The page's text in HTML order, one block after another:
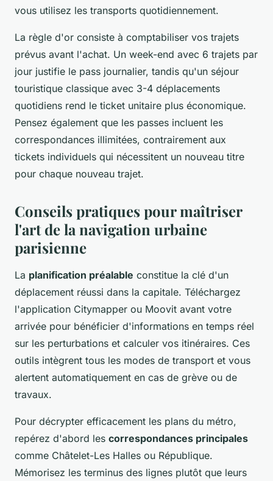
vous utilisez les transports quotidiennement.
La règle d'or consiste à comptabiliser vos trajets
prévus avant l'achat. Un week-end avec 6 trajets par
jour justifie le pass journalier, tandis qu'un séjour
touristique classique avec 3-4 déplacements
quotidiens rend le ticket unitaire plus économique.
Pensez également que les passes incluent les
correspondances illimitées, contrairement aux
tickets individuels qui nécessitent un nouveau titre
pour chaque nouveau trajet.
Conseils pratiques pour maîtriser
l'art de la navigation urbaine
parisienne
La planification préalable constitue la clé d'un
déplacement réussi dans la capitale. Téléchargez
l'application Citymapper ou Moovit avant votre
arrivée pour bénéficier d'informations en temps réel
sur les perturbations et calculer vos itinéraires. Ces
outils intègrent tous les modes de transport et vous
alertent automatiquement en cas de grève ou de
travaux.
Pour décrypter efficacement les plans du métro,
repérez d'abord les correspondances principales
comme Châtelet-Les Halles ou République.
Mémorisez les terminus des lignes plutôt que leurs